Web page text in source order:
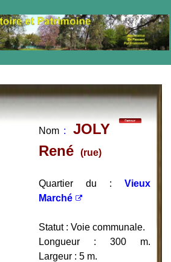
Nom :
JOLY
René
(rue)
Quartier du :Vieux
Marché
Statut : Voie communale.
Longueur : 300 m.
Largeur : 5 m.